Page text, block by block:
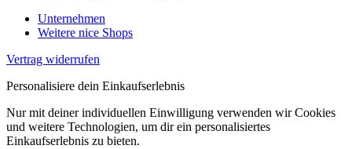
Unternehmen
Weitere nice Shops
Vertrag widerrufen
Personalisiere dein Einkaufserlebnis
Nur mit deiner individuellen Einwilligung verwenden wir Cookies
und weitere Technologien, um dir ein personalisiertes
Einkaufserlebnis zu bieten.